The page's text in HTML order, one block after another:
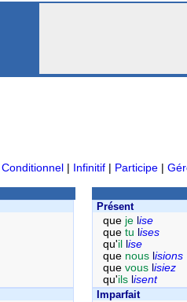
Conditionnel | Infinitif | Participe |
Présent
que je lise
quetu lises
qu'il lise
que nous lisions
quevous lisiez
qu'ils lisent
Imparfait